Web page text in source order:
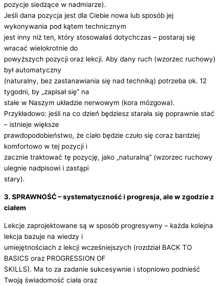
pozycje siedzące w nadmiarze).
Jeśli dana pozycja jest dla Ciebie nowa lub sposób jej
wykonywania pod kątem technicznym
jest inny niż ten, który stosowałaś dotychczas – postaraj się
wracać wielokrotnie do
powyższych pozycji oraz lekcji. Aby dany ruch (wzorzec ruchowy)
był automatyczny
(naturalny, bez zastanawiania się nad techniką) potrzeba ok. 12
tygodni, by „zapisał się” na
stałe w Naszym układzie nerwowym (kora mózgowa).
Przykładowo: jeśli na co dzień będziesz starała się poprawnie stać
– istnieje większe
prawdopodobieństwo, że ciało będzie czuło się coraz bardziej
komfortowo w tej pozycji i
zacznie traktować tę pozycję, jako „naturalną” (wzorzec ruchowy
ulegnie nadpisowi i zastąpi
stary).
3. SPRAWNOŚĆ – systematyczność i progresja, ale w zgodzie z
ciałem
Lekcje zaprojektowane są w sposób progresywny – każda kolejna
lekcja bazuje na wiedzy i
umiejętnościach z lekcji wcześniejszych (rozdział BACK TO
BASICS oraz PROGRESSION OF
SKILLS). Ma to za zadanie sukcesywnie i stopniowo podnieść
Twoją świadomość ciała oraz